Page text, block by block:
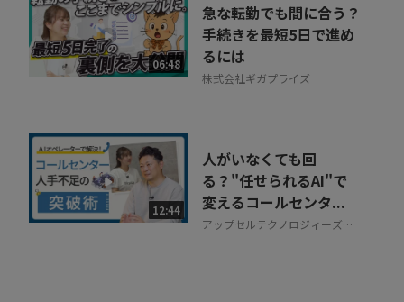
06:48
急な転勤でも間に合う？
手続きを最短5日で進め
るには
株式会社ギガプライズ
12:44
人がいなくても回
る？"任せられるAI"で
変えるコールセンタ...
アップセルテクノロジィーズ株